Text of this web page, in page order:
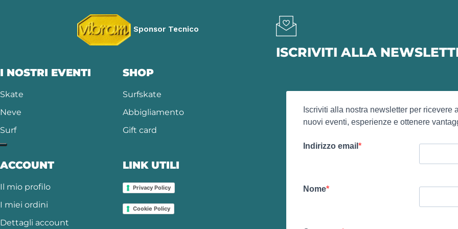
Sponsor Tecnico
I NOSTRI EVENTI
Skate
Neve
Surf
SHOP
Surfskate
Abbigliamento
Gift card
ACCOUNT
Il mio profilo
I miei ordini
Dettagli account
LINK UTILI
Privacy Policy
Cookie Policy
ISCRIVITI ALLA